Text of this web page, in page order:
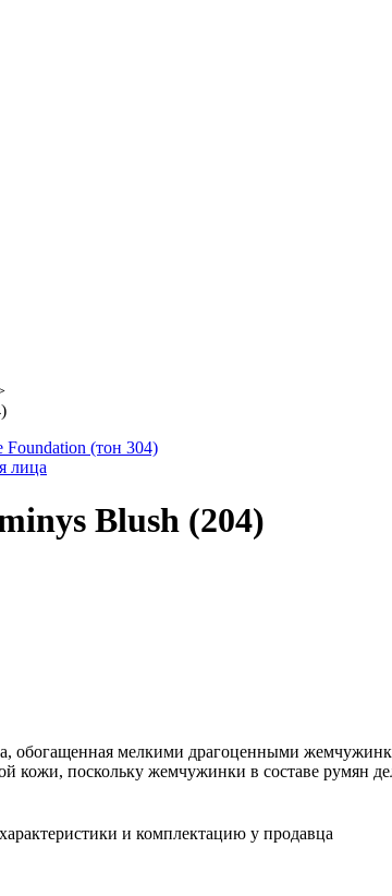
(тон 304)
лица
Blush (204)
обогащенная мелкими драгоценными
кожи, поскольку жемчужинки в составе румян
и комплектацию у продавца